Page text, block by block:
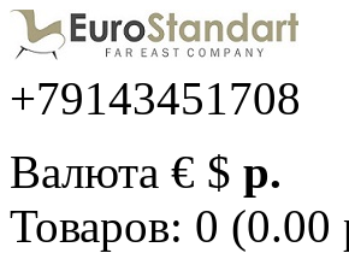
+79143451708
Валюта € $ р.
Товаров: 0 (0.00